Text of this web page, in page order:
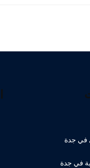
في جدة
في جدة